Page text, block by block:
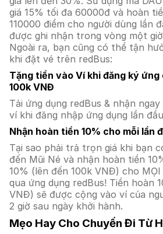
giá 15% tối đa 60000đ và hoàn
110000 điểm cho người dùng lần
được ghi nhận trong vòng một
Ngoài ra, bạn cũng có thể tận
khi đặt vé trên redBus:
Tặng tiền vào Ví khi đăng ký ứng
100k VNĐ
Tải ứng dụng redBus & nhận
ví khi đăng nhập ứng dụng lần
Nhận hoàn tiền 10% cho mỗi lần
Tại sao phải trả trọn giá khi bạn
đến Mũi Né và nhận hoàn tiền
10% (lên đến 100k VNĐ) cho
qua ứng dụng redBus! Tiền hoàn
VNĐ) sẽ được cộng vào ví của
2 giờ sau ngày khởi hành.
Mẹo Hay Cho Chuyến Đi Từ